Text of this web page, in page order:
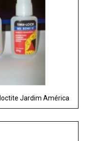
Jardim América